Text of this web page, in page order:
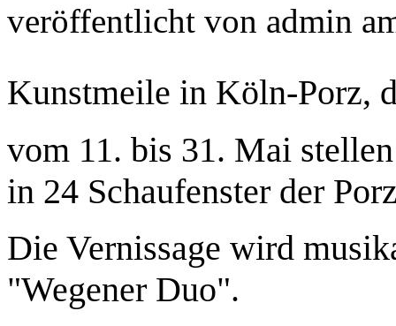
veröffentlicht von admin
Kunstmeile in Köln-Porz,
vom 11. bis 31. Mai
in 24 Schaufenster der
Die Vernissage wird
"Wegener Duo".